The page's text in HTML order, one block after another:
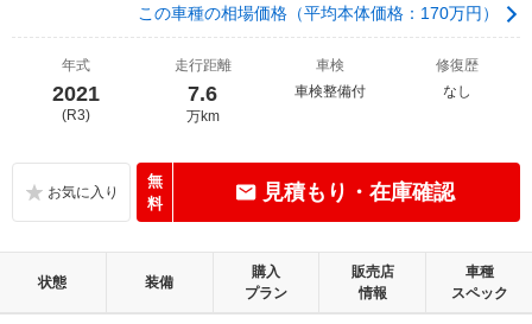
この車種の相場価格（平均本体価格：170万円）
年式
2021
(R3)
走行距離
7.6
万km
車検
車検整備付
修復歴
なし
無
料
見積もり・在庫確認
状態 装備
購入
プラン
販売店
情報
車種
スペック